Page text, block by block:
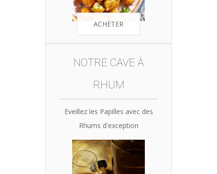
ACHETER
NOTRE CAVE À
RHUM
Eveillez les Papilles avec des
Rhums d'exception